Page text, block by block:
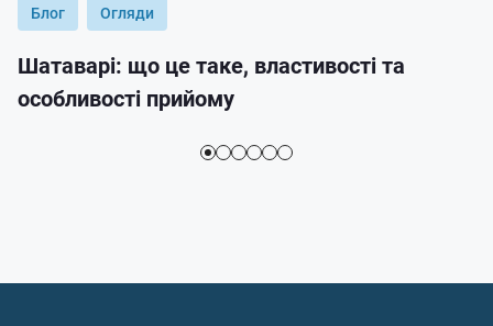
Блог Огляди
Шатаварі: що це таке, властивості та
особливості прийому